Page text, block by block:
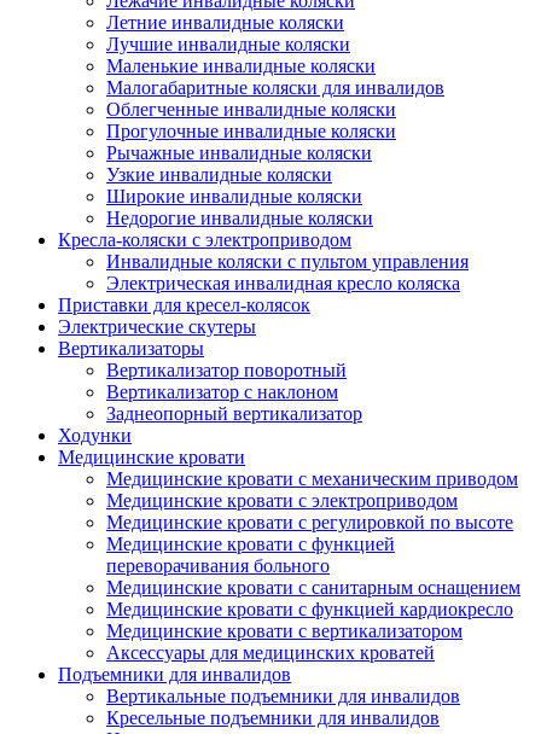
Летние инвалидные коляски
Лучшие инвалидные коляски
Маленькие инвалидные коляски
Малогабаритные коляски для инвалидов
Облегченные инвалидные коляски
Прогулочные инвалидные коляски
Рычажные инвалидные коляски
Узкие инвалидные коляски
Широкие инвалидные коляски
Недорогие инвалидные коляски
Кресла-коляски с электроприводом
Инвалидные коляски с пультом управления
Электрическая инвалидная кресло коляска
Приставки для кресел-колясок
Электрические скутеры
Вертикализаторы
Вертикализатор поворотный
Вертикализатор с наклоном
Заднеопорный вертикализатор
Ходунки
Медицинские кровати
Медицинские кровати с механическим приводом
Медицинские кровати с электроприводом
Медицинские кровати с регулировкой по высоте
Медицинские кровати с функцией
переворачивания больного
Медицинские кровати с санитарным оснащением
Медицинские кровати с функцией кардиокресло
Медицинские кровати с вертикализатором
Аксессуары для медицинских кроватей
Подъемники для инвалидов
Вертикальные подъемники для инвалидов
Кресельные подъемники для инвалидов